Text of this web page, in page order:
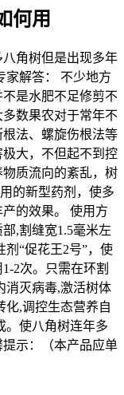
何用
角树但是出现多年
家解答： 不少地方
是水肥不足修剪不
数果农对于常年不
法、螺旋伤根法等
大，不但起不到控
质流向的紊乱，树
的新型药剂，使多
的效果。 使用方
,割缝宽1.5毫米左
“促花王2号”，使
2次。只需在环割
消灭病毒,激活树体
化,调控生态营养自
。使八角树连年多
示：（本产品应单